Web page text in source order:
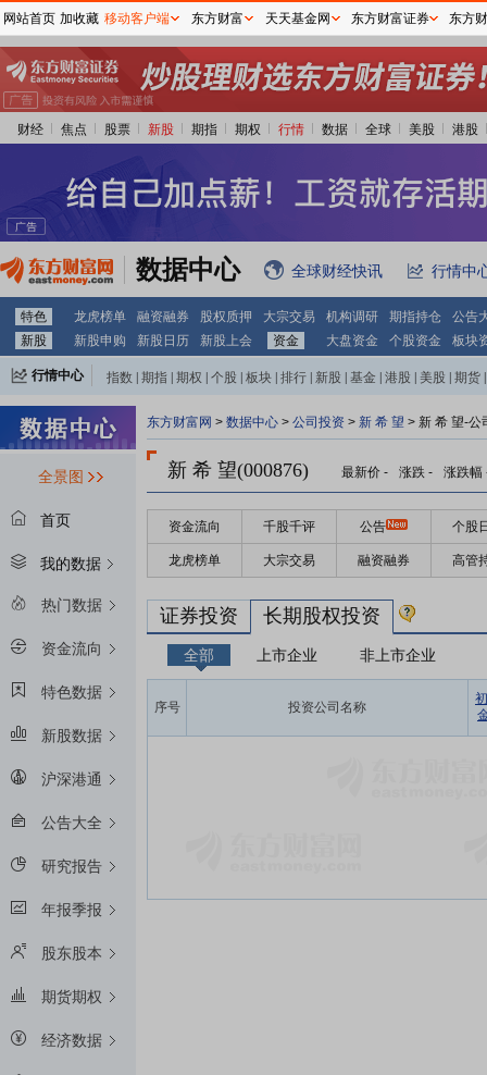
财经 焦点 股票 新股 期指 期权 行情 数据 全球 美股 港股
数据中心 全球财经快讯 行情中
特色 龙虎榜单 融资融券 股权质押 大宗交易 机构调研 期指持仓
公告
新股
新股申购 新股日历 新股上会 资金 大盘资金 个股资金 板块
行情中心 指数 期指 期权 个股 板块 排行 新股 基金 港股 美股 期货
全景图
首页
我的数据
热门数据
资金流向
特色数据
新股数据
沪深港通
公告大全
研究报告
年报季报
股东股本
期货期权
经济数据
东方财富网 > 数据中心 > 公司投资 > 新 希 望 > 新 希 望-公
新 希 望(000876) 最新价 - 涨跌 - 涨跌幅
资金流向 千股千评 公告 个股
龙虎榜单 大宗交易 融资融券 高管
证券投资 长期股权投资
全部 上市企业 非上市企业
序号 投资公司名称
网站首页 加收藏 移动客户端 东方财富 天天基金网 东方财富证券 东方